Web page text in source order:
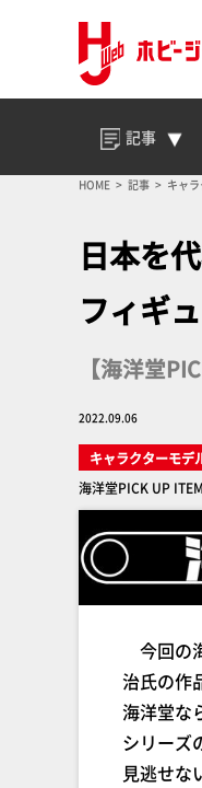
記事
HOME 記事 キャ
日本を
フィギ
【海洋堂
2022.09.06
キャラクターモデ
海洋堂PICK UP
今回の
治氏の作
海洋堂な
シリーズ
見逃せな